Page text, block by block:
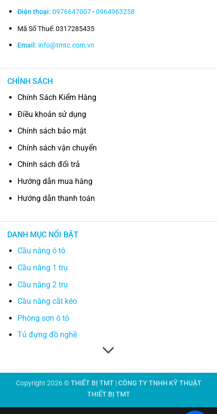
Điện thoại: 0976647007-0964963258
Mã Số Thuế: 0317285435
Email: info@tmtc.com.vn
CHÍNH SÁCH
Chính Sách Kiểm Hàng
Điều khoản sử dụng
Chính sách bảo mật
Chính sách vận chuyển
Chính sách đổi trả
Hướng dẫn mua hàng
Hướng dẫn thanh toán
DANH MỤC NỔI BẬT
Cầu nâng ô tô
Cầu nâng 1 trụ
Cầu nâng 2 trụ
Cầu nâng cắt kéo
Phòng sơn ô tô
Tủ đựng đồ nghề
Copyright 2026 ©THIẾT BỊ TMT | CÔNG TY TNHH KỸ THUẬT
THIẾT BỊ TMT